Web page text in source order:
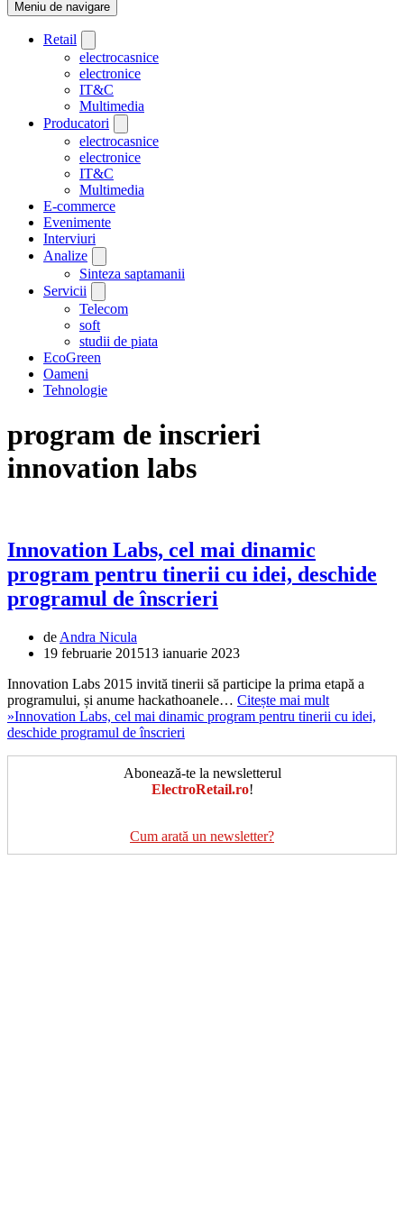
Meniu de navigare
Retail
electrocasnice
electronice
IT&C
Multimedia
Producatori
electrocasnice
electronice
IT&C
Multimedia
E-commerce
Evenimente
Interviuri
Analize
Sinteza saptamanii
Servicii
Telecom
soft
studii de piata
EcoGreen
Oameni
Tehnologie
program de inscrieri
innovation labs
Innovation Labs, cel mai dinamic
program pentru tinerii cu idei, deschide
programul de înscrieri
de Andra Nicula
19 februarie 201513 ianuarie 2023
Innovation Labs 2015 invită tinerii să participe la prima etapă a
programului, și anume hackathoanele… Citește mai mult
»Innovation Labs, cel mai dinamic program pentru tinerii cu idei,
deschide programul de înscrieri
Abonează-te la newsletterul
ElectroRetail.ro!
Cum arată un newsletter?